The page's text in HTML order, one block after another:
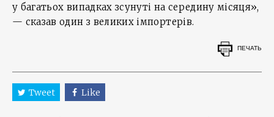
у багатьох випадках зсунуті на середину місяця»,
— сказав один з великих імпортерів.
ПЕЧАТЬ
Tweet Like